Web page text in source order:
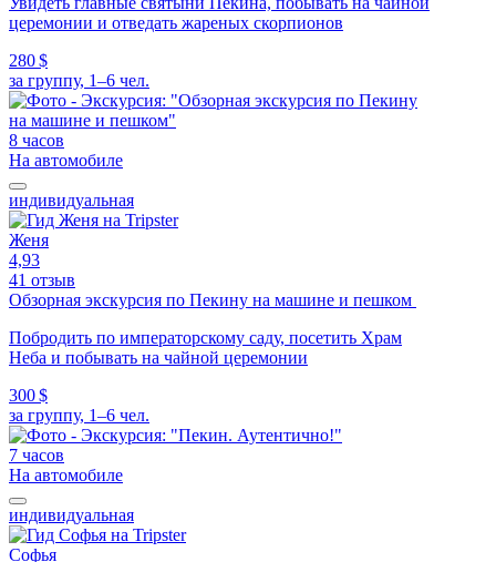
церемонии и отведать жареных скорпионов
280 $
за группу, 1–6 чел.
8 часов
На автомобиле
индивидуальная
Женя
4,93
41 отзыв
Обзорная экскурсия по Пекину на машине и пешком
Побродить по императорскому саду, посетить Храм
Неба и побывать на чайной церемонии
300 $
за группу, 1–6 чел.
7 часов
На автомобиле
индивидуальная
Софья